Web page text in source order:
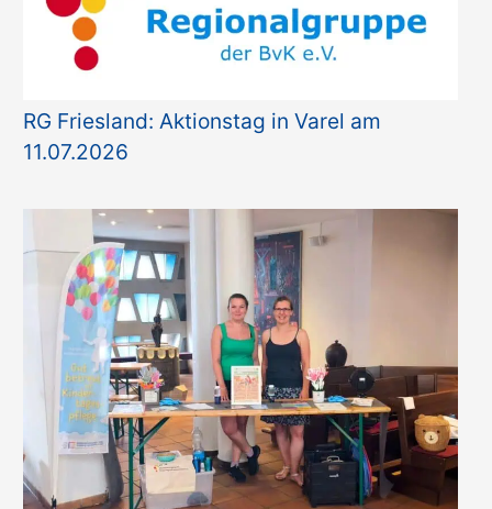
RG Friesland: Aktionstag in Varel am
11.07.2026